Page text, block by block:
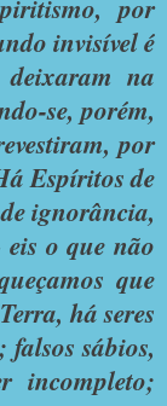
por
invisível é
deixaram na
se, porém,
por
Espíritos de
ignorância,
o que não
que
há seres
falsos sábios,
incompleto;